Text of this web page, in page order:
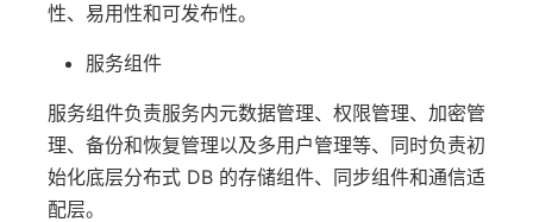
性、易用性和可发布性。
服务组件
服务组件负责服务内元数据管理、权限管理、加密管
理、备份和恢复管理以及多用户管理等、同时负责初
始化底层分布式 DB 的存储组件、同步组件和通信适
配层。